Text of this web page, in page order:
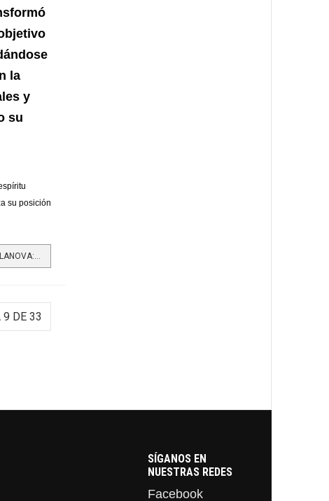
la
y
su
su posición
LEER MÁS…DE KELLOGG A KELLANOVA: UN NUEVO CAPÍTULO DE INNOVACIÓN Y TRADICIÓN EN LA INDUSTRIA DE CEREALES Y...
9 DE 33
SÍGANOS EN
NUESTRAS REDES
Facebook